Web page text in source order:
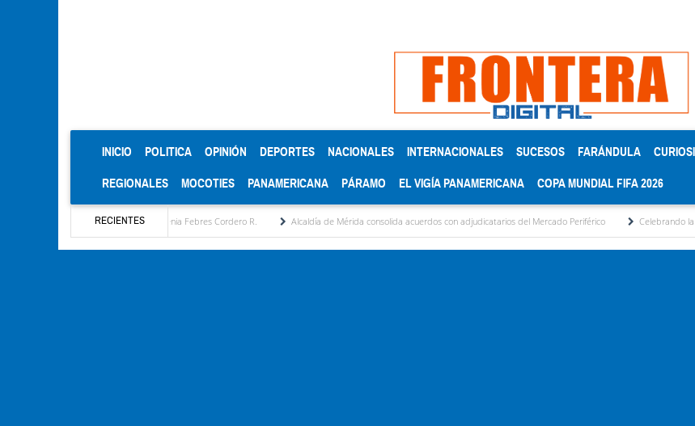
INICIO (CURRENT)
POLITICA OPINIÓN DEPORTES NACIONALES INTERNACIONALES SUCESOS FARÁNDULA
REGIONALES MOCOTIES PANAMERICANA PÁRAMO EL VIGÍA PANAMERICANA COPA MUNDIAL FIFA 2026
RECIENTES
por María Eugenia Febres Cordero R. Alcaldía de Mérida consolida acuerdos con adjudicatarios del Mercado Periférico Celebrando la lactancia